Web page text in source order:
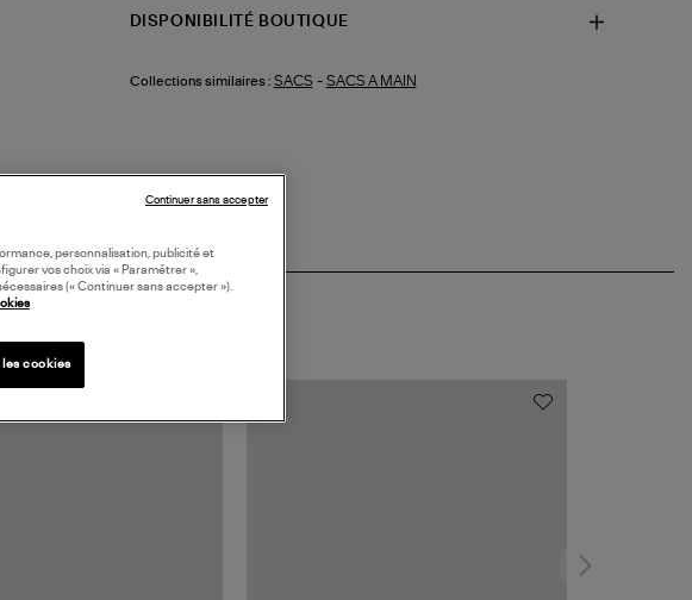
DISPONIBILITÉ BOUTIQUE
Collections similaires : SACS - SACS A MAIN
personnalisation, publicité et
vos choix via « Paramétrer »,
(« Continuer sans accepter »).
cookies
Continuer sans accepter